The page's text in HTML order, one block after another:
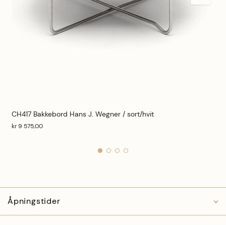
CH417 Bakkebord Hans J. Wegner / sort/hvit
kr 9 575,00
Åpningstider